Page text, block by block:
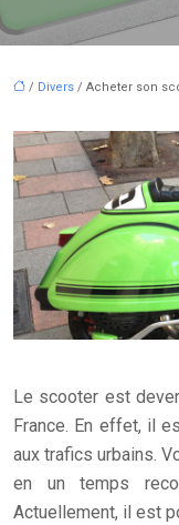
/ Divers / Acheter son
Le scooter est
France. En effet, il
aux trafics urbains.
en un temps
Actuellement, il est